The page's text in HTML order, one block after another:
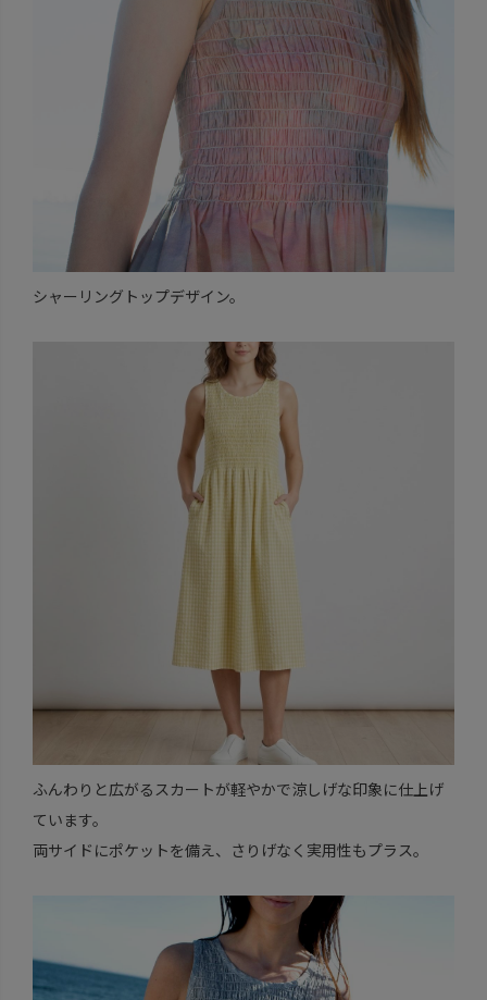
シャーリングトップデザイン。
ふんわりと広がるスカートが軽やかで涼しげな印象に仕上げ
ています。
両サイドにポケットを備え、さりげなく実用性もプラス。